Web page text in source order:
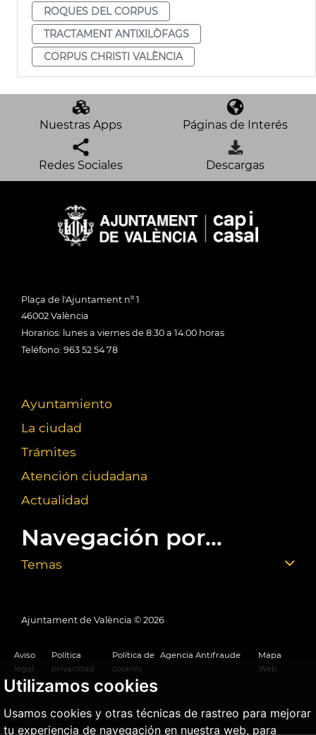
Utilizamos cookies
Usamos cookies y otras técnicas de rastreo para mejorar
tu experiencia de navegación en nuestra web, para
ROQUES DEL CORPUS
TRACTAMENT ANTIXILÒFAGS
CORPUS CHRISTI VALÈNCIA
Nuestras Apps Páginas de Interés
Redes Sociales Descargas
Plaça de l'Ajuntament nº 1
46002 València
Horarios: lunes a viernes de 8:30 a 14:00 horas
Teléfono: 963 52 54 78
Ayuntamiento
La ciudad
Trámites
Atención ciudadana
Actualidad
Navegación por...
Temas
Ajuntament de València © 2026
Aviso
legal
Política
privacidad
Política de
cookies
Agencia Antifraude
Mapa
Web